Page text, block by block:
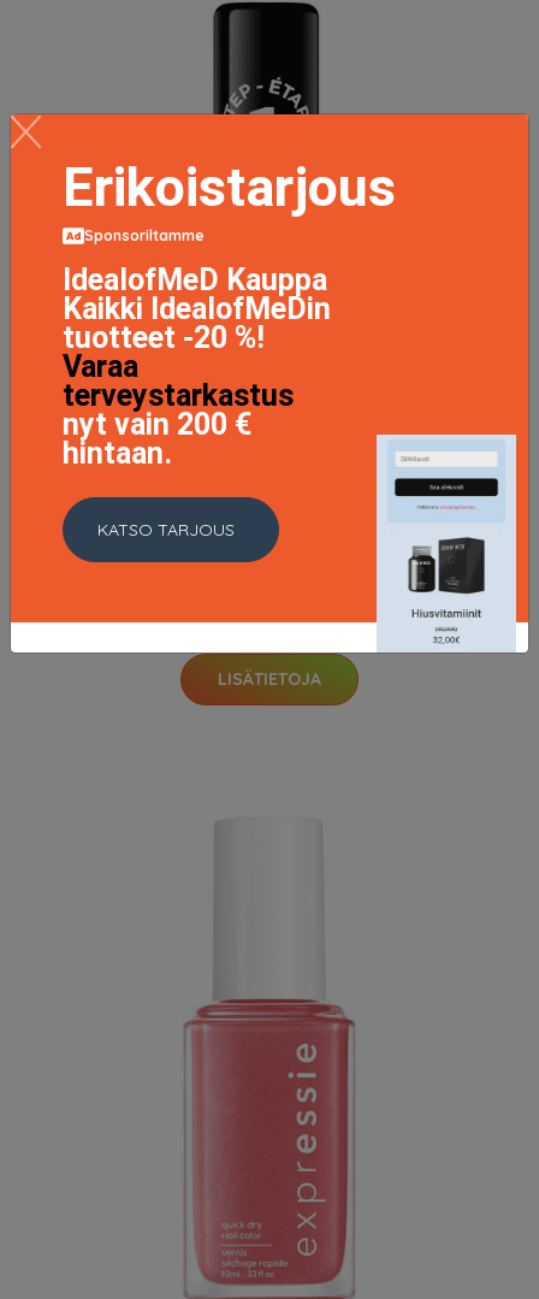
Rimmel London Super Gel Nail Polish 12 ml ─ #045
LISÄTIETOJA
Erikoistarjous
Sponsoriltamme
IdealofMeD Kauppa
Kaikki IdealofMeDin
tuotteet -20 %!
Varaa
terveystarkastus
nyt vain 200 €
hintaan.
KATSO TARJOUS